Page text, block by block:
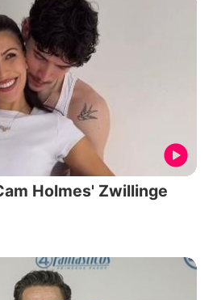
Holmes' Zwillinge